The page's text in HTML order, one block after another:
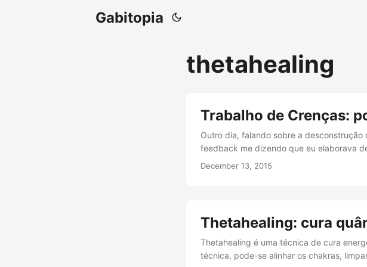
Gabitopia
thetahealing
Trabalho de Crenças:
Outro dia, falando sobre a
feedback me dizendo que eu elaborava
vez que eu passasse por aquela
December 13, 2015
Thetahealing: cura
Thetahealing é uma técnica de cura
técnica, pode-se alinhar os chakras,